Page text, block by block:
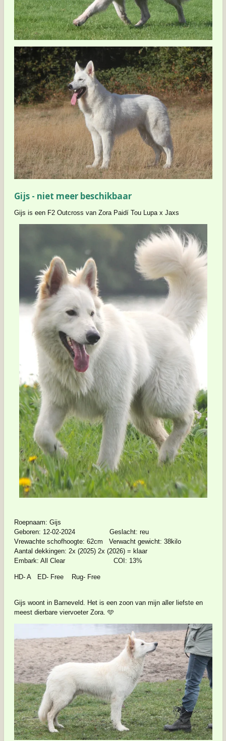
Gijs - niet meer beschikbaar
Gijs is een F2 Outcross van Zora Paidí Tou Lupa x Jaxs
Roepnaam: Gijs
Geboren: 12-02-2024 Geslacht: reu
Vrewachte schofhoogte: 62cm Verwacht gewicht: 38kilo
Aantal dekkingen: 2x (2025) 2x (2026) = klaar
Embark: All Clear COI: 13%
HD- A ED- Free Rug- Free
Gijs woont in Barneveld. Het is een zoon van mijn aller liefste en
meest dierbare viervoeter Zora. 🩵